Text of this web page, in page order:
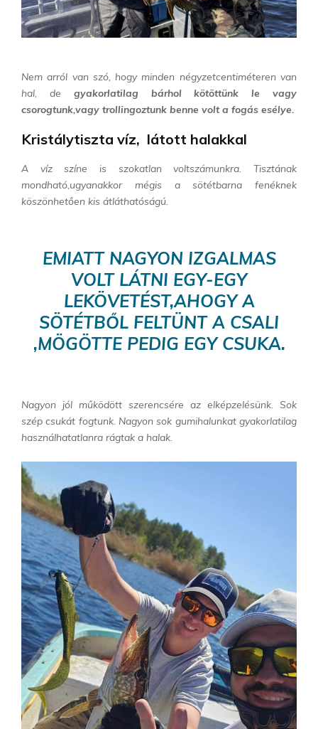
Nem arról van szó, hogy minden négyzetcentiméteren van
hal, de gyakorlatilag bárhol kötöttünk le vagy
csorogtunk,vagy trollingoztunk benne volt a fogás esélye.
Kristálytiszta víz, látott halakkal
A víz színe is szokatlan voltszámunkra. Tisztának
mondható,ugyanakkor mégis a sötétbarna fenéknek
köszönhetően kis átláthatóságú.
EMIATT NAGYON IZGALMAS
VOLT LÁTNI EGY-EGY
LEKÖVETÉST,AHOGY A
SÖTÉTBŐL FELTÜNT A CSALI
,MÖGÖTTE PEDIG EGY CSUKA.
Nagyon jól működött szerencsére az elképzelésünk. Sok
szép csukát fogtunk. Nagyon sok gumihalunkat gyakorlatilag
használhatatlanra rágtak a halak.